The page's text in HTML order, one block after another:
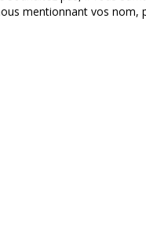
mentionnant vos nom,